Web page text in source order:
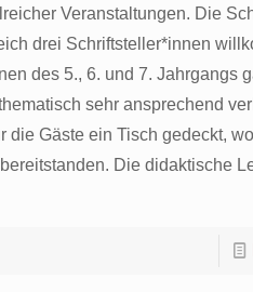
Veranstaltungen. Die
drei Schriftsteller*innen
des 5., 6. und 7. Jahrgangs
sehr ansprechend
die Gäste ein Tisch gedeckt,
Die didaktische